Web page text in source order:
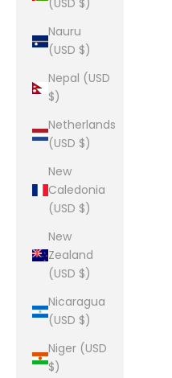
(USD $)
Nauru
(USD $)
Nepal (USD
$)
Netherlands
(USD $)
New
Caledonia
(USD $)
New
Zealand
(USD $)
Nicaragua
(USD $)
Niger (USD
$)